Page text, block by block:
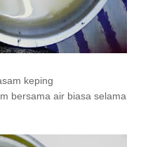
keping
bersama air biasa selama